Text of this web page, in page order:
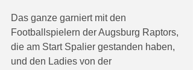
Das ganze garniert mit den
Footballspielern der Augsburg Raptors,
die am Start Spalier gestanden haben,
und den Ladies von der